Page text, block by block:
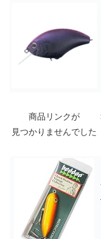
商品リンクが
見つかりませんでした